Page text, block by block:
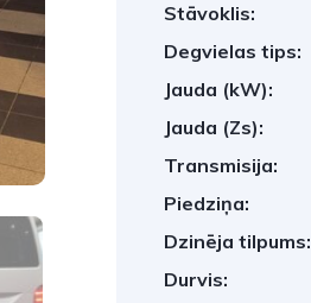
Stāvoklis:
Degvielas tips:
Jauda (kW):
Jauda (Zs):
Transmisija:
Piedziņa:
Dzinēja tilpums:
Durvis: